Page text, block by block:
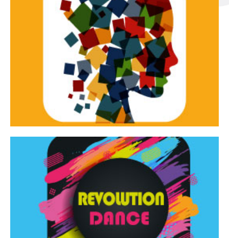
Tracce dinamiche
Tracce Dinamiche è una rassegna di teatro
d’innovazione e sperimentale.
Continua
Revolution Dance
Rassegna di danza contemporanea – I Edizione